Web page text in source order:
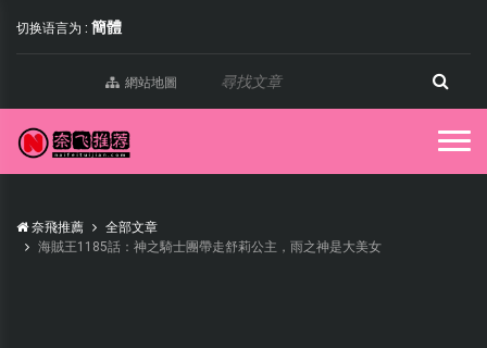
切换语言为 : 簡體
網站地圖
奈飛推薦
全部文章
海賊王1185話：神之騎士團帶走舒莉公主，雨之神是大美女